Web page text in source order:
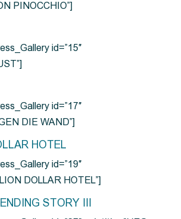
PINOCCHIO”]
id=”15″
id=”17″
DIE WAND”]
HOTEL
id=”19″
DOLLAR HOTEL”]
STORY III